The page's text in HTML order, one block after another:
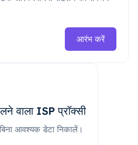
आरंभ करें
वाला ISP प्रॉक्सी
आवश्यक डेटा निकालें।